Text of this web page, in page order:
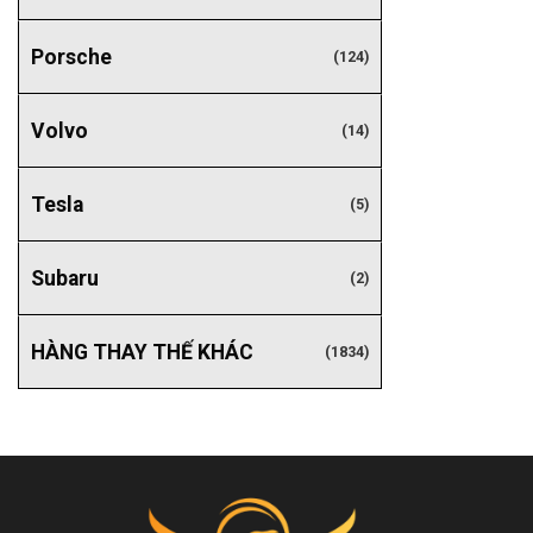
Porsche (124)
Volvo (14)
Tesla (5)
Subaru (2)
HÀNG THAY THẾ KHÁC (1834)